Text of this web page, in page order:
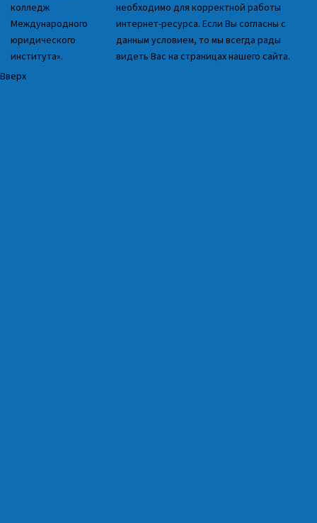
колледж
Международного
юридического
института».
необходимо для корректной работы
интернет-ресурса. Если Вы согласны с
данным условием, то мы всегда рады
видеть Вас на страницах нашего сайта.
Вверх